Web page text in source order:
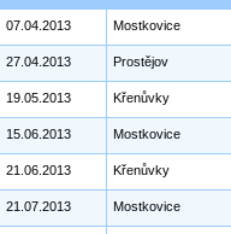
07.04.2013 Mostkovice
27.04.2013 Prostějov
19.05.2013 Křenůvky
15.06.2013 Mostkovice
21.06.2013 Křenůvky
21.07.2013 Mostkovice